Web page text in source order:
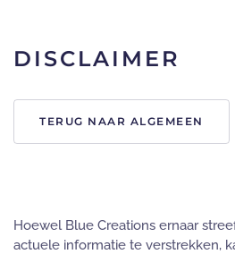
DISCLAIMER
TERUG NAAR ALGEMEEN
Hoewel Blue Creations ernaar
actuele informatie te verstrekken,